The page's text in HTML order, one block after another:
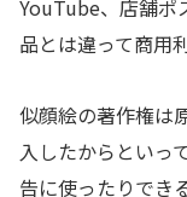
YouTube、店舗ポ
品とは違って商用
似顔絵の著作権は
入したからといっ
告に使ったりでき